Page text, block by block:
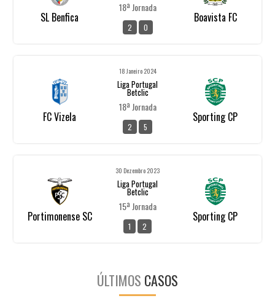
SL Benfica
18ª Jornada
2 0
Boavista FC
FC Vizela
18 Janeiro 2024
Liga Portugal
Betclic
18ª Jornada
2 5
Sporting CP
Portimonense SC
30 Dezembro 2023
Liga Portugal
Betclic
15ª Jornada
1 2
Sporting CP
ÚLTIMOS CASOS